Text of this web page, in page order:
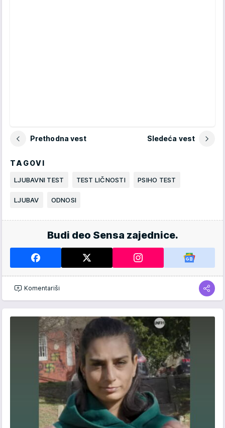
Prethodna vest Sledeća vest
TAGOVI
LJUBAVNI TEST TEST LIČNOSTI PSIHO TEST
LJUBAV ODNOSI
Budi deo Sensa zajednice.
Komentariši